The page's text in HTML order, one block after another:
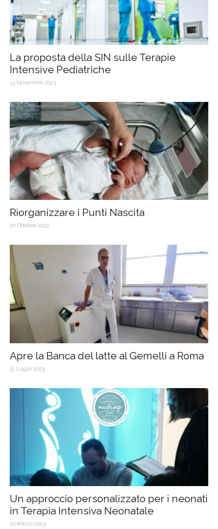
La proposta della SIN sulle Terapie
Intensive Pediatriche
14 Novembre 2023
Riorganizzare i Punti Nascita
20 Ottobre 2023
Apre la Banca del latte al Gemelli a Roma
31 Luglio 2023
Un approccio personalizzato per i neonati
in Terapia Intensiva Neonatale
20 Marzo 2023